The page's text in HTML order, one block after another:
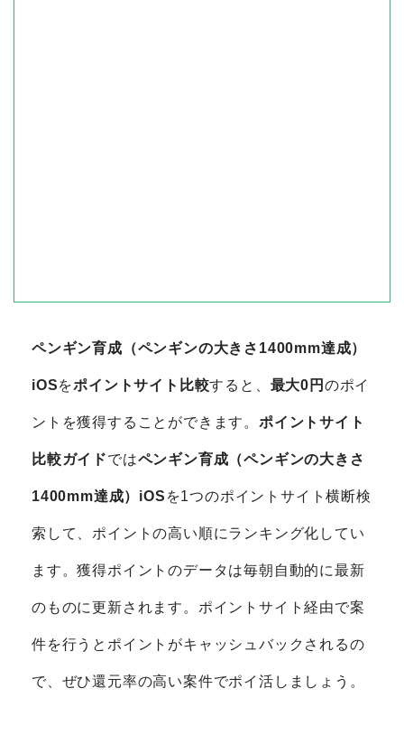
ペンギン育成（ペンギンの大きさ1400mm達成）
iOSをポイントサイト比較すると、 最大0円 のポイ
ントを獲得することができます。 ポイントサイト
比較ガイドではペンギン育成（ペンギンの大きさ
1400mm達成）iOS を1つのポイントサイト横断検
索して、ポイントの高い順にランキング化してい
ます。獲得ポイントのデータは毎朝自動的に最新
のものに更新されます。ポイントサイト経由で案
件を行うとポイントがキャッシュバックされるの
で、ぜひ還元率の高い案件でポイ活しましょう。